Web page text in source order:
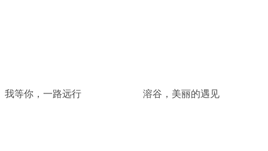
我等你，一路远行 溶谷，美丽的遇见